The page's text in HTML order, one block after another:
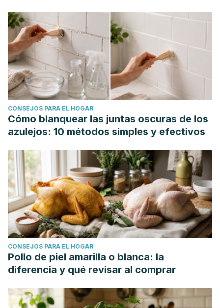
CONSEJOS PARA EL HOGAR
Cómo blanquear las juntas oscuras de los
azulejos: 10 métodos simples y efectivos
CONSEJOS PARA EL HOGAR
Pollo de piel amarilla o blanca: la
diferencia y qué revisar al comprar